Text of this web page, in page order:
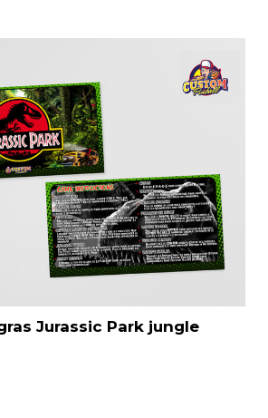
Jurassic Park jungle